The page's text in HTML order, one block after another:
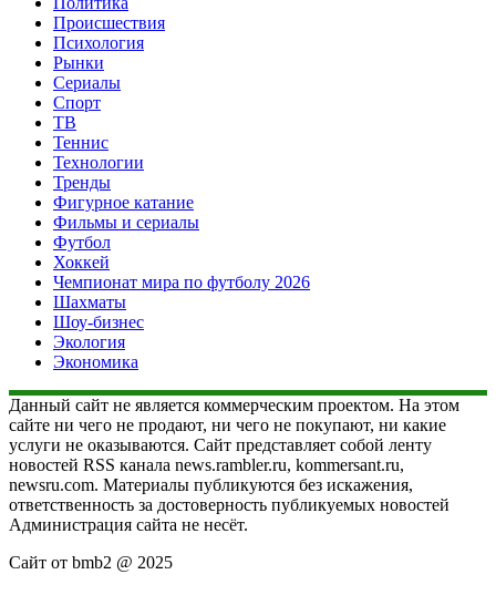
Происшествия
Психология
Рынки
Сериалы
Спорт
ТВ
Теннис
Технологии
Тренды
Фигурное катание
Фильмы и сериалы
Футбол
Хоккей
Чемпионат мира по футболу 2026
Шахматы
Шоу-бизнес
Экология
Экономика
Данный сайт не является коммерческим проектом. На этом
сайте ни чего не продают, ни чего не покупают, ни какие
услуги не оказываются. Сайт представляет собой ленту
новостей RSS канала news.rambler.ru, kommersant.ru,
newsru.com. Материалы публикуются без искажения,
ответственность за достоверность публикуемых новостей
Администрация сайта не несёт.
Сайт от bmb2 @ 2025